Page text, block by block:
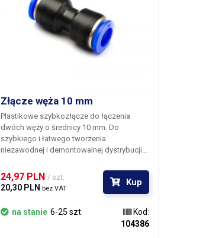
Złącze węża 10 mm
Plastikowe szybkozłącze do łączenia
dwóch węży o średnicy 10 mm. Do
szybkiego i łatwego tworzenia
niezawodnej i demontowalnej dystrybucji
24,97 PLN / szt.
20,30 PLN bez VAT
Kup
na stanie 6-25 szt.
Kod:
104386